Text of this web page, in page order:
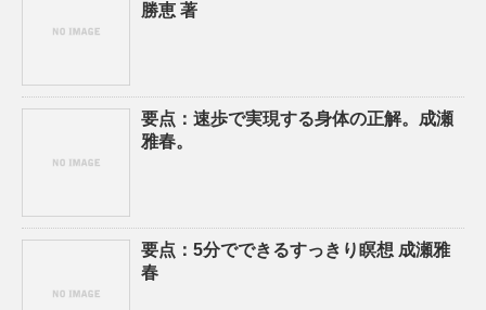
勝恵 著
要点：速歩で実現する身体の正解。成瀬
雅春。
要点：5分でできるすっきり瞑想 成瀬雅
春